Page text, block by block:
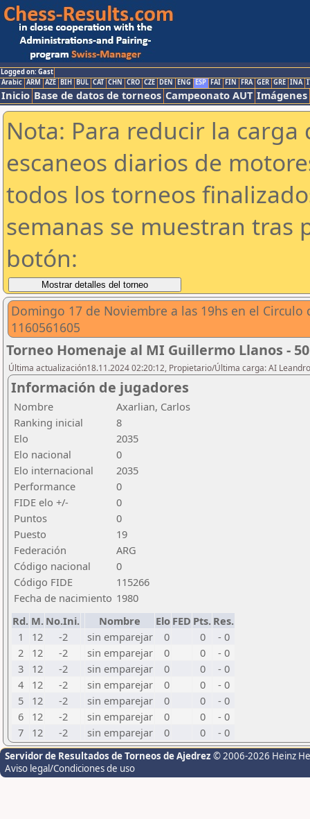
Logged on: Gast
Arabic ARM AZE BIH BUL CAT CHN CRO CZE DEN ENG ESP FAI FIN FRA GER GRE INA
Inicio Base de datos de torneos Campeonato AUT Imágenes
Nota: Para reducir la
escaneos diarios de
todos los torneos
semanas se muestran tras
botón:
Domingo 17 de Noviembre a las 19hs en el Circulo
1160561605
Torneo Homenaje al MI Guillermo Llanos -
Última actualización18.11.2024 02:20:12, Propietario/Última carga: AI
Información de jugadores
Nombre
Axarlian, Carlos
Ranking inicial
8
Elo
2035
Elo nacional
0
Elo internacional
2035
Performance
0
FIDE elo +/-
0
Puntos
0
Puesto
19
Federación
ARG
Código nacional
0
Código FIDE
115266
Fecha de nacimiento 1980
Rd. M. No.Ini. Nombre Elo FED Pts. Res.
1
12 -2 sin emparejar 0 0
- 0
2
12 -2 sin emparejar 0 0
- 0
3
12 -2 sin emparejar 0 0
- 0
4
12 -2 sin emparejar 0 0
- 0
5
12 -2 sin emparejar 0 0
- 0
6
12 -2 sin emparejar 0 0
- 0
7
12 -2 sin emparejar 0 0 - 0
Servidor de Resultados de Torneos de Ajedrez © 2006-2026 Heinz
Aviso legal/Condiciones de uso